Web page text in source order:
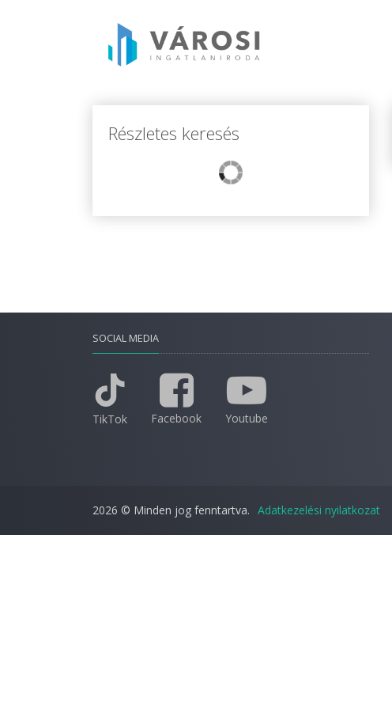
Részletes keresés
SOCIAL MEDIA
TikTok Facebook Youtube
2026 © Minden jog fenntartva. Adatkezelési nyilatkozat